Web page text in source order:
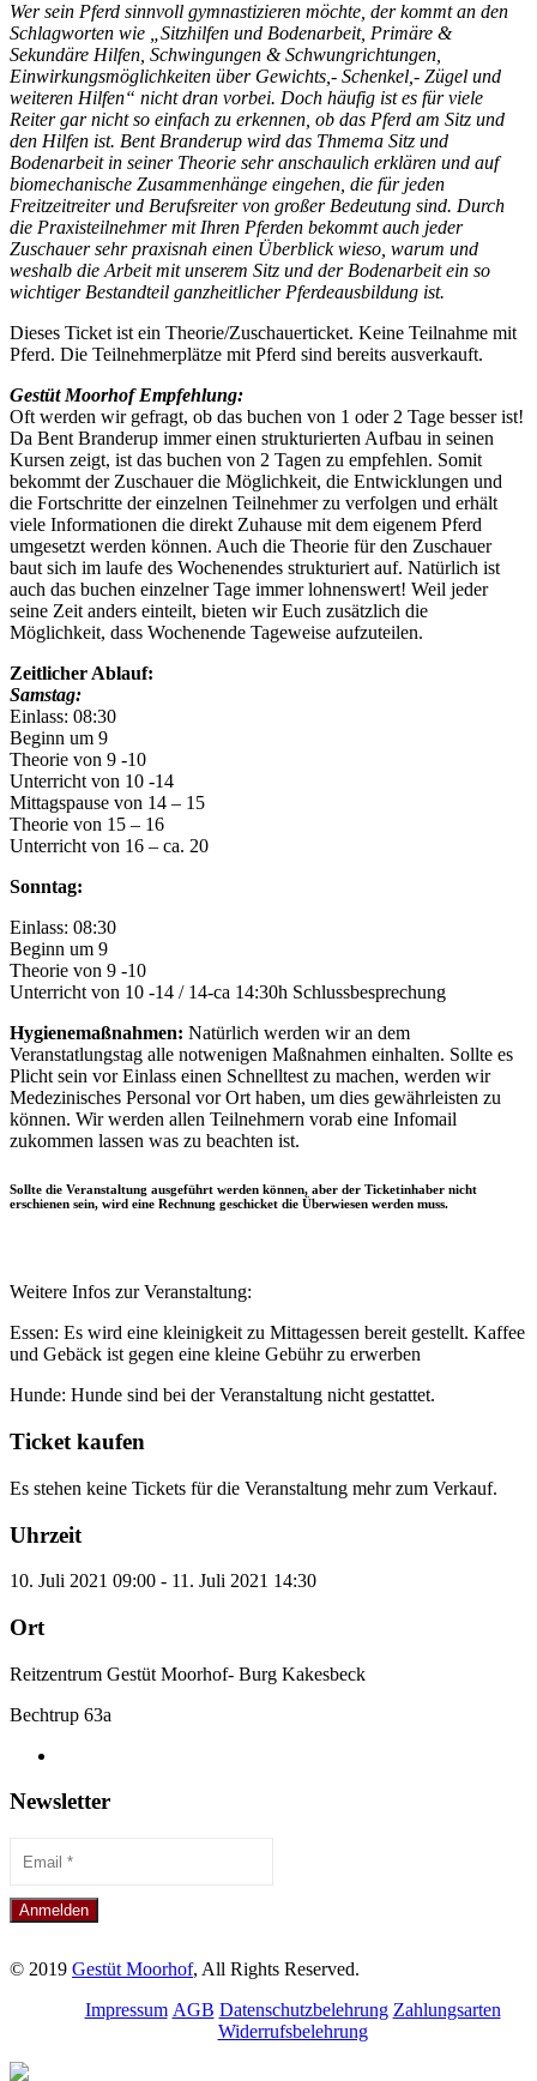
Wer sein Pferd sinnvoll gymnastizieren möchte, der kommt an den
Schlagworten wie „Sitzhilfen und Bodenarbeit, Primäre &
Sekundäre Hilfen, Schwingungen & Schwungrichtungen,
Einwirkungsmöglichkeiten über Gewichts,- Schenkel,- Zügel und
weiteren Hilfen“ nicht dran vorbei. Doch häufig ist es für viele
Reiter gar nicht so einfach zu erkennen, ob das Pferd am Sitz und
den Hilfen ist. Bent Branderup wird das Thmema Sitz und
Bodenarbeit in seiner Theorie sehr anschaulich erklären und auf
biomechanische Zusammenhänge eingehen, die für jeden
Freitzeitreiter und Berufsreiter von großer Bedeutung sind. Durch
die Praxisteilnehmer mit Ihren Pferden bekommt auch jeder
Zuschauer sehr praxisnah einen Überblick wieso, warum und
weshalb die Arbeit mit unserem Sitz und der Bodenarbeit ein so
wichtiger Bestandteil ganzheitlicher Pferdeausbildung ist.
Dieses Ticket ist ein Theorie/Zuschauerticket. Keine Teilnahme mit
Pferd. Die Teilnehmerplätze mit Pferd sind bereits ausverkauft.
Gestüt Moorhof Empfehlung:
Oft werden wir gefragt, ob das buchen von 1 oder 2 Tage besser ist!
Da Bent Branderup immer einen strukturierten Aufbau in seinen
Kursen zeigt, ist das buchen von 2 Tagen zu empfehlen. Somit
bekommt der Zuschauer die Möglichkeit, die Entwicklungen und
die Fortschritte der einzelnen Teilnehmer zu verfolgen und erhält
viele Informationen die direkt Zuhause mit dem eigenem Pferd
umgesetzt werden können. Auch die Theorie für den Zuschauer
baut sich im laufe des Wochenendes strukturiert auf. Natürlich ist
auch das buchen einzelner Tage immer lohnenswert! Weil jeder
seine Zeit anders einteilt, bieten wir Euch zusätzlich die
Möglichkeit, dass Wochenende Tageweise aufzuteilen.
Zeitlicher Ablauf:
Samstag:
Einlass: 08:30
Beginn um 9
Theorie von 9 -10
Unterricht von 10 -14
Mittagspause von 14 – 15
Theorie von 15 – 16
Unterricht von 16 – ca. 20
Sonntag:
Einlass: 08:30
Beginn um 9
Theorie von 9 -10
Unterricht von 10 -14 / 14-ca 14:30h Schlussbesprechung
Hygienemaßnahmen: Natürlich werden wir an dem
Veranstatlungstag alle notwenigen Maßnahmen einhalten. Sollte es
Plicht sein vor Einlass einen Schnelltest zu machen, werden wir
Medezinisches Personal vor Ort haben, um dies gewährleisten zu
können. Wir werden allen Teilnehmern vorab eine Infomail
zukommen lassen was zu beachten ist.
Sollte die Veranstaltung ausgeführt werden können, aber der Ticketinhaber nicht
erschienen sein, wird eine Rechnung geschicket die Überwiesen werden muss.
Weitere Infos zur Veranstaltung:
Essen: Es wird eine kleinigkeit zu Mittagessen bereit gestellt. Kaffee
und Gebäck ist gegen eine kleine Gebühr zu erwerben
Hunde: Hunde sind bei der Veranstaltung nicht gestattet.
Ticket kaufen
Es stehen keine Tickets für die Veranstaltung mehr zum Verkauf.
Uhrzeit
10. Juli 2021 09:00 - 11. Juli 2021 14:30
Ort
Reitzentrum Gestüt Moorhof- Burg Kakesbeck
Bechtrup 63a
Newsletter
© 2019 Gestüt Moorhof, All Rights Reserved.
Impressum AGB Datenschutzbelehrung Zahlungsarten
Widerrufsbelehrung